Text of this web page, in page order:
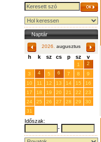
Naptár
2026. augusztus
h k sz cs p sz v
1
2
3
4 5 6 7 8
9
10
11 12 13 14 15
16
17
18 19 20 21 22
23
24
25 26 27 28 29
30
31
Időszak:
-